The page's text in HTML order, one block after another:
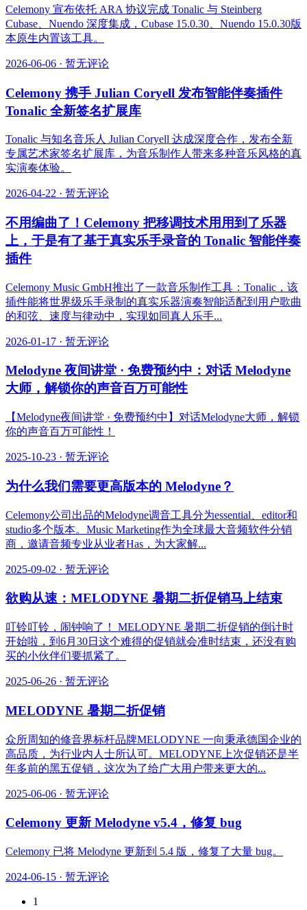
Celemony 宣布依托 ARA 协议完成 Tonalic 与 Steinberg
Cubase、Nuendo 深度集成，Cubase 15.0.30、Nuendo 15.0.30版
本原生内置该工具。
2026-06-06 · 暂无评论
Celemony 携手 Julian Coryell 发布智能伴奏插件
Tonalic 全新签名扩展库
Tonalic 与知名音乐人 Julian Coryell 达成深度合作，发布全新
专属艺术家签名扩展库，为音乐制作人带来多种音乐风格的真
实演奏体验。
2026-04-22 · 暂无评论
不用编曲了！Celemony 把移调技术用用到了乐器
上，于是有了基于真实乐手录音的 Tonalic 智能伴奏
插件
Celemony Music GmbH推出了一款音乐制作工具：Tonalic，该
插件能将世界级乐手录制的真实乐器演奏智能适配到用户歌曲
的和弦、速度与律动中，实现如同真人乐手...
2026-01-17 · 暂无评论
Melodyne 夜间讲堂 · 免费预约中：对话 Melodyne
大师，解锁你的声音百万可能性
【Melodyne夜间讲堂 · 免费预约中】对话Melodyne大师，解锁
你的声音百万可能性！
2025-10-23 · 暂无评论
为什么我们需要更高版本的 Melodyne？
Celemony公司出品的Melodyne调音工具分为essential、editor和
studio多个版本。Music Marketing作为全球最大音频软件分销
商，邀请音频专业从业者Has，为大家解...
2025-09-02 · 暂无评论
欲购从速：MELODYNE 暑期二折促销马上结束
叮铃叮铃，闹钟响了！ MELODYNE 暑期二折促销的倒计时
开始啦，到6月30日这个难得的促销就会准时结束，还没有购
买的小伙伴们要抓紧了。
2025-06-26 · 暂无评论
MELODYNE 暑期二折促销
众所周知的修音界标杆品牌MELODYNE 一向秉承德国企业的
高品质，为行业内人士所认可。MELODYNE上次促销还是半
年多前的黑五促销，这次为了给广大用户带来更大的...
2025-06-06 · 暂无评论
Celemony 更新 Melodyne v5.4，修复 bug
Celemony 已将 Melodyne 更新到 5.4 版，修复了大量 bug。
2024-06-15 · 暂无评论
1